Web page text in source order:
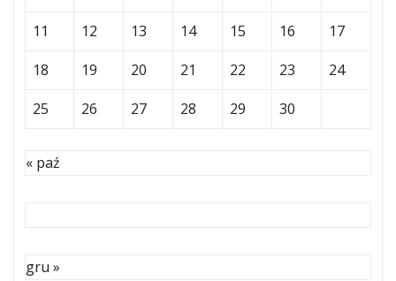
11
12 13 14 15 16
17
18
19 20 21 22 23
24
25
26 27 28 29 30
« paź
gru »